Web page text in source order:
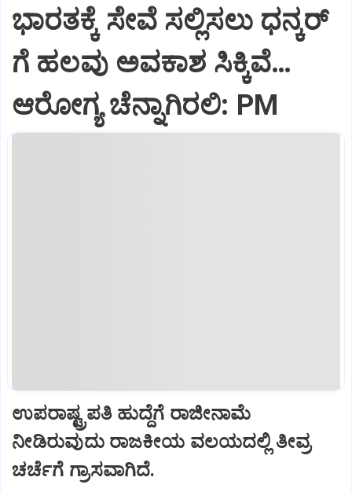
ಭಾರತಕ್ಕೆ ಸೇವೆ ಸಲ್ಲಿಸಲು ಧನ್ಕರ್‌
ಗೆ ಹಲವು ಅವಕಾಶ ಸಿಕ್ಕಿವೆ…
ಆರೋಗ್ಯ ಚೆನ್ನಾಗಿರಲಿ: PM
ಉಪರಾಷ್ಟ್ರಪತಿ ಹುದ್ದೆಗೆ ರಾಜೀನಾಮೆ
ನೀಡಿರುವುದು ರಾಜಕೀಯ ವಲಯದಲ್ಲಿ ತೀವ್ರ
ಚರ್ಚೆಗೆ ಗ್ರಾಸವಾಗಿದೆ.